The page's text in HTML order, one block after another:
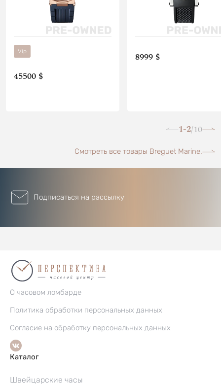
Vip
45500 $
8999 $
1-2/10
Смотреть все товары Breguet Marine.
Подписаться на рассылку
О часовом ломбарде
Политика обработки персональных данных
Согласие на обработку персональных данных
Каталог
Швейцарские часы